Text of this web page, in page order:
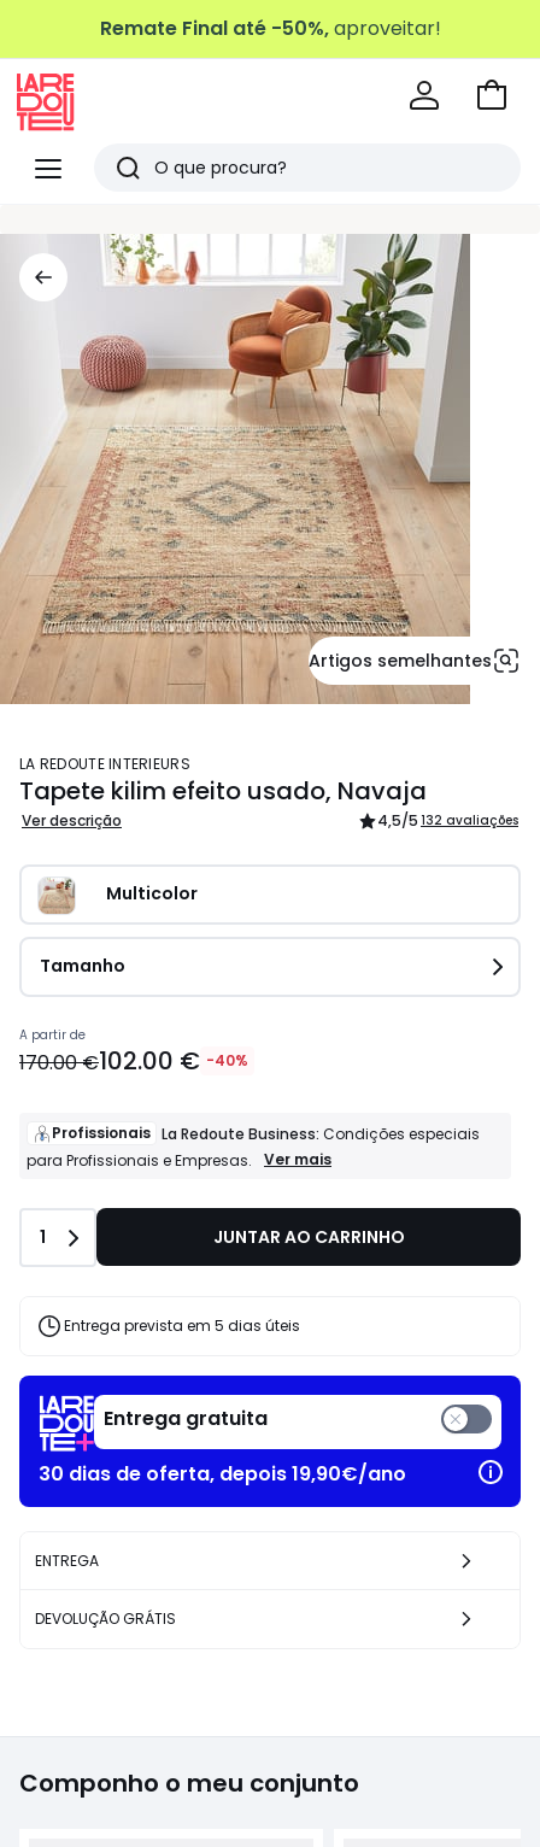
Remate Final até -50%,aproveitar!
Menu
Redoute
Pesquisar
artigos
vistos
Ir
Artigos semelhantes
LA REDOUTE INTERIEURS
Tapete kilim efeito usado, Navaja
Ver descrição 4,5/5 132 avaliações
Multicolor
Tamanho
A partir de
170.00 €102.00 € -40%
Profissionais La Redoute Business: Condições especiais
para Profissionais e Empresas.
Profissionais
Condições
e
Ver mais
Quantidade
1 JUNTAR AO CARRINHO
Entrega prevista em 5 dias úteis
Entrega gratuita
30 dias de oferta, depois 19,90€/ano
ENTREGA
DEVOLUÇÃO GRÁTIS
Componho o meu conjunto